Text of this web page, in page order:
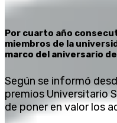
Por cuarto año
miembros de la
marco del aniversario
Según se informó
premios Universitario
de poner en valor los